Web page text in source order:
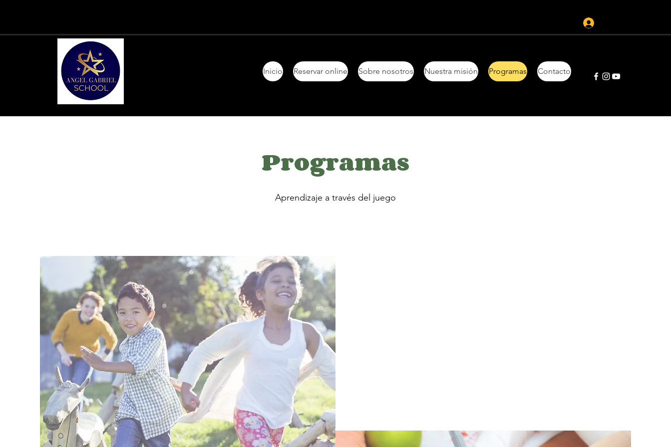
Inicio Reservar online Sobre nosotros Nuestra misión Programas Contacto
Programas
Aprendizaje a través del juego
Juegos al aire libre